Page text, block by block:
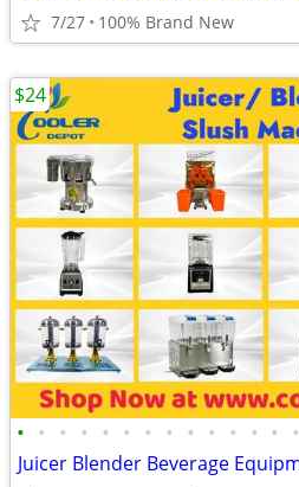
7/27 100% Brand New
• • • • • • • • • • • • • •
$24